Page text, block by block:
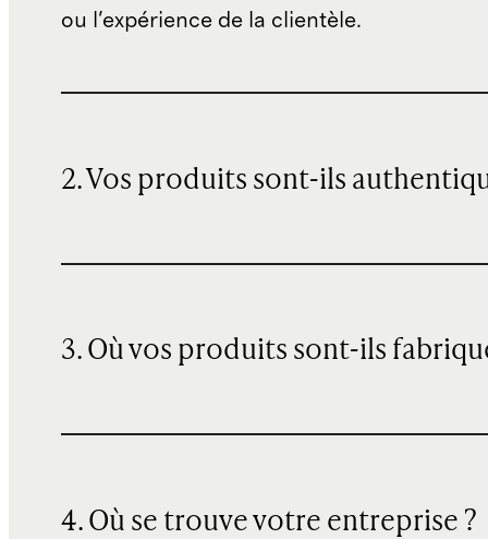
ou l'expérience de la clientèle.
2. Vos produits sont-ils
3. Où vos produits sont-ils
4. Où se trouve votre entreprise ?